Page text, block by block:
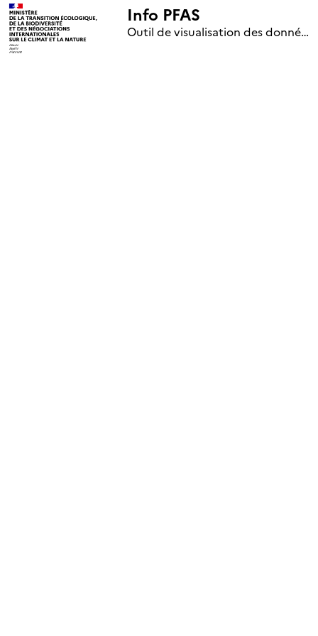
Info PFAS
Outil de visualisation des données nationales de surveillance des substances PFAS (mise à jour le 1er jour de chaque mois)
+
–